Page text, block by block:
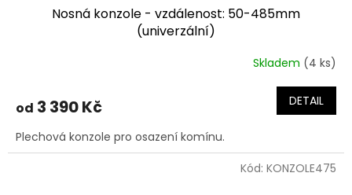
Nosná konzole - vzdálenost: 50-485mm
(univerzální)
Skladem (4 ks)
od 3 390 Kč DETAIL
Plechová konzole pro osazení komínu.
Kód: KONZOLE475